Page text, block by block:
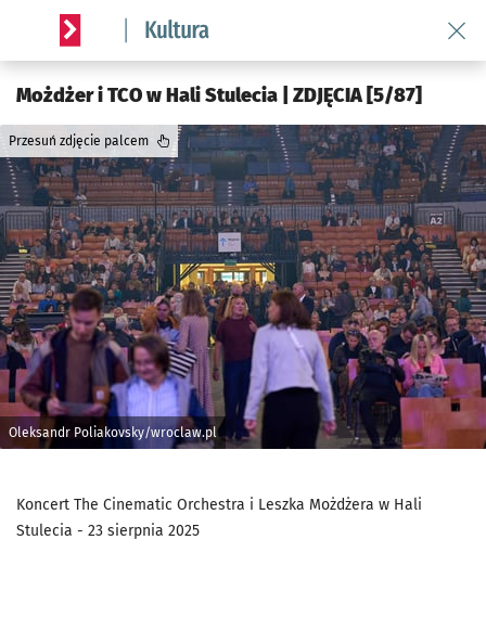
Serwis informacyjny wroclaw.pl podserwis: Kultura
Możdżer i TCO w Hali Stulecia | ZDJĘCIA [5/87]
Oleksandr Poliakovsky/wroclaw.pl
Przesuń zdjęcie palcem
Koncert The Cinematic Orchestra i Leszka Możdżera w Hali
Stulecia - 23 sierpnia 2025